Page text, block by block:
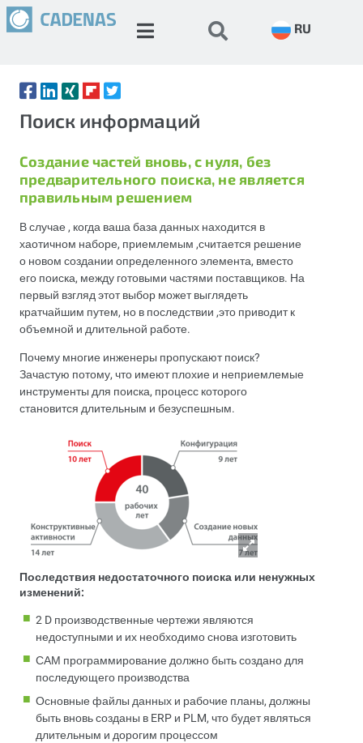
RU
Поиск информаций
Создание частей вновь, с нуля, без
предварительного поиска, не является
правильным решением
В случае , когда ваша база данных находится в
хаотичном наборе, приемлемым ,считается решение
о новом создании определенного элемента, вместо
его поиска, между готовыми частями поставщиков. На
первый взгляд этот выбор может выглядеть
кратчайшим путем, но в последствии ,это приводит к
объемной и длительной работе.
Почему многие инженеры пропускают поиск?
Зачастую потому, что имеют плохие и неприемлемые
инструменты для поиска, процесс которого
становится длительным и безуспешным.
Последствия недостаточного поиска или ненужных
изменений:
2 D производственные чертежи являются
недоступными и их необходимо снова изготовить
САМ программирование должно быть создано для
последующего производства
Основные файлы данных и рабочие планы, должны
быть вновь созданы в ERP и PLM, что будет являться
длительным и дорогим процессом